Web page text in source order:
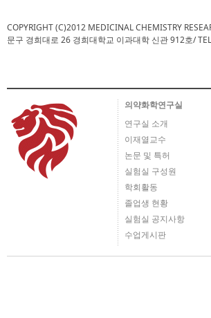
COPYRIGHT (C)2012 MEDICINAL CHEMISTRY
문구 경희대로 26 경희대학교 이과대학 신관 912호/
의약화학연구실
연구실 소개
이재열교수
논문 및 특허
실험실 구성원
학회활동
졸업생 현황
실험실 공지사항
수업게시판